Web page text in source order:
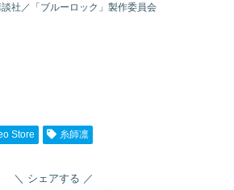
社／「ブルーロック」製作委員会
Store 糸師凛
シェアする